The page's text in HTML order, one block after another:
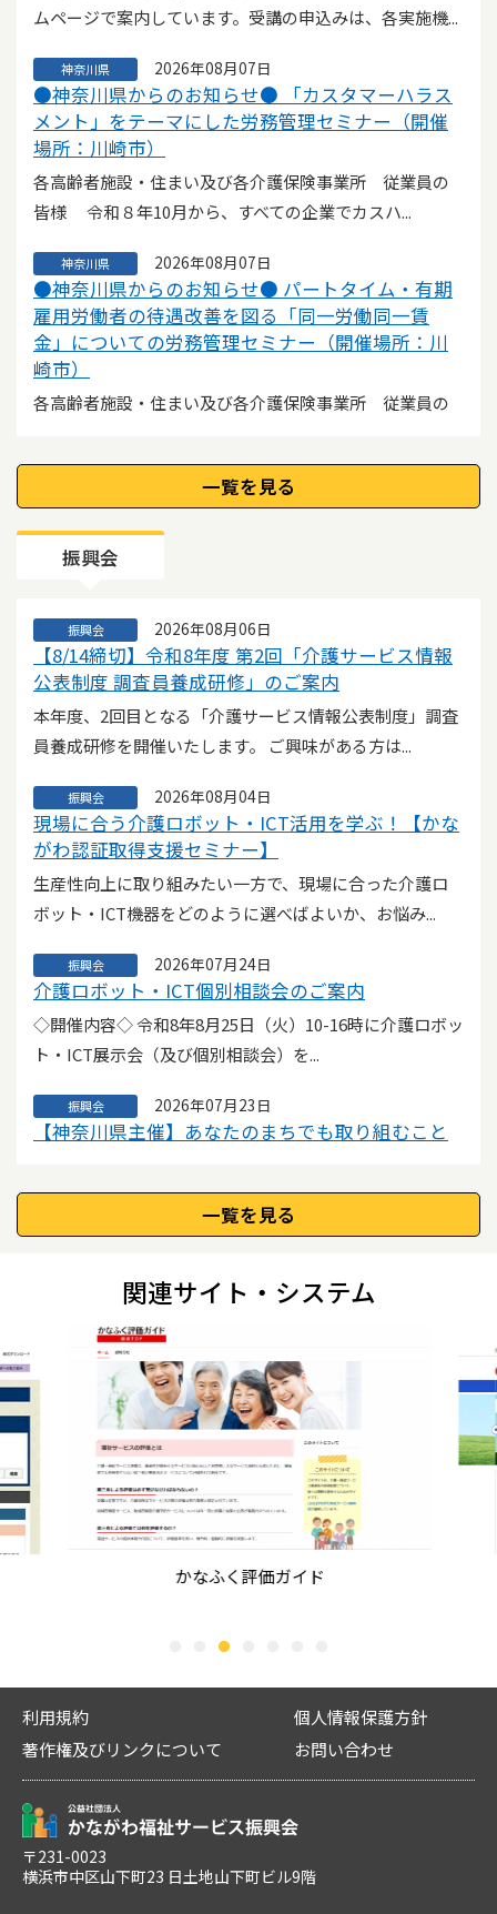
ムページで案内しています。受講の申込みは、各実施機...
神奈川県 2026年08月07日
●神奈川県からのお知らせ● 「カスタマーハラス
メント」をテーマにした労務管理セミナー（開催
場所：川崎市）
各高齢者施設・住まい及び各介護保険事業所 従業員の
皆様 令和８年10月から、すべての企業でカスハ...
神奈川県 2026年08月07日
●神奈川県からのお知らせ● パートタイム・有期
雇用労働者の待遇改善を図る「同一労働同一賃
金」についての労務管理セミナー（開催場所：川
崎市）
各高齢者施設・住まい及び各介護保険事業所 従業員の
2026年08月07日
●神奈川県からのお知らせ●高齢者、障害者等の
要配慮者への緊急的対応及び職員の応援確保につ
いて
本県の高齢者福祉行政の推進につきまして...
神奈川県 2026年08月07日
●神奈川県からのお知らせ●「令和８年度介護ロ
ボット・ICT 導入支援事業費補助 金」にかかわる
ホームページ更新について
各介護保険事業所 御中 介護ロボット・ICT導入支援事業
費補助金の神奈川県ホームページを更新...
神奈川県 2026年08月07日
●鎌倉保健福祉事務所三崎センターからのお知ら
せ● 「認知症市民講演会 毎日の好きを応援しよ
う!」について（ご案内）
このたび、認知症の方が住み慣れた地域でつながり、自
分らしく暮らすことができるよう、認知症市民講演会...
神奈川県 2026年08月05日
●神奈川県からのお知らせ●【依頼〆８月31日】
「介護施設・事業所等における高齢者虐待防止措
置等の体制整備の状況等に関する調査研究事業へ
県内介護施設・事業所御担当者 様 平素よりお世話に
なっております。厚生労働省より令和８年度老...
2026年08月05日
●神奈川県からのお知らせ● 令和８年度 認知症
研修会の開催について
令和８年度認知症研修会を開催します。認知症本人及び
家族の思いについて学びを深めてみませんか。 ...
横浜市 2026年08月04日
●横浜市からのお知らせ●ケアプランデータ連携
システム導入促進事業補助金の申請受付開始につ
市内指定居宅介護支援事業所 指定居宅サービス事業
2026年07月30日
祉行政にご理解とご協力をいただきまして、あ...
一覧を見る
振興会
振興会 2026年08月06日
【8/14締切】令和8年度 第2回「介護サービス情報
公表制度 調査員養成研修」のご案内
本年度、2回目となる「介護サービス情報公表制度」調査
員養成研修を開催いたします。 ご興味がある方は...
振興会 2026年08月04日
現場に合う介護ロボット・ICT活用を学ぶ！【かな
がわ認証取得支援セミナー】
生産性向上に取り組みたい一方で、現場に合った介護ロ
ボット・ICT機器をどのように選べばよいか、お悩み...
振興会 2026年07月24日
介護ロボット・ICT個別相談会のご案内
◇開催内容◇ 令和8年8月25日（火）10-16時に介護ロボッ
ト・ICT展示会（及び個別相談会）を...
振興会 2026年07月23日
【神奈川県主催】あなたのまちでも取り組むこと
神奈川県では、「市町村介護予防事業支援のための人材
2026年07月22日
【お知らせ】生活支援提供事業者登録機能の受付
開始遅延について
平素は「介護情報サービスかながわ」をご利用いただ
き、誠にありがとうございます。 当初、生活支援...
振興会 2026年07月21日
＜かながわ福祉サービス振興会＞ 令和8年度報酬改
定に伴う「介護情報サービスかながわ」への 一部
情報掲載遅延のお知らせ
「介護情報サービスかながわ」をご利用いただき、誠に
令和８年度 第１回 介護・生活支援ロボットフォー
ラム（展示会）開催のお知らせ
◇開催内容◇ 今年度初めて横浜市内で「（横浜市最大規
模）介護ロボット・ICT展示会・個別相談会」を...
振興会 2026年06月26日
【重要】かながわ福祉サービス振興会・かながわ
福祉情報コミュニティを騙った不審な迷惑メール
一覧を見る
関連サイト・システム
かなふく評価ガイド
3
利用規約
個人情報保護方針
著作権及びリンクについて
お問い合わせ
〒231-0023
横浜市中区山下町23 日土地山下町ビル9階